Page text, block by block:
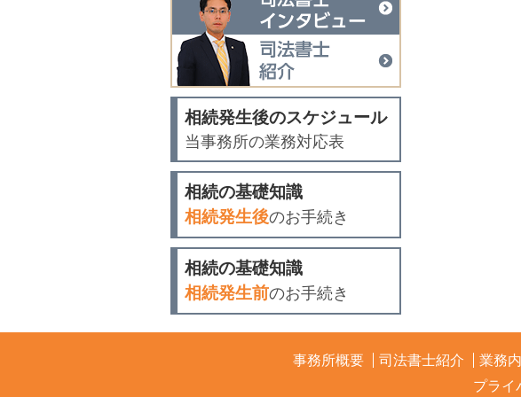
相続発生後のスケジュール
当事務所の業務対応表
相続の基礎知識
相続発生後のお手続き
相続の基礎知識
相続発生前のお手続き
事務所概要 司法書士紹介 業務
プライ